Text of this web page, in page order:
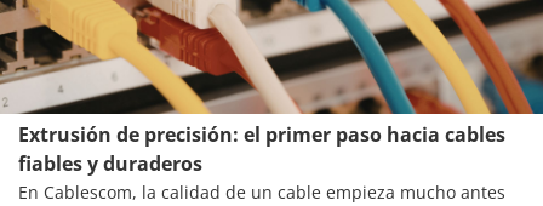
Extrusión de precisión: el primer paso hacia cables
fiables y duraderos
En Cablescom, la calidad de un cable empieza mucho antes